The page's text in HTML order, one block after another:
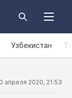
Узбекистан
апреля 2020, 21:53